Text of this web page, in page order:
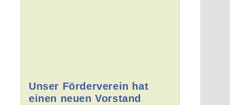
Unser Förderverein hat
einen neuen Vorstand